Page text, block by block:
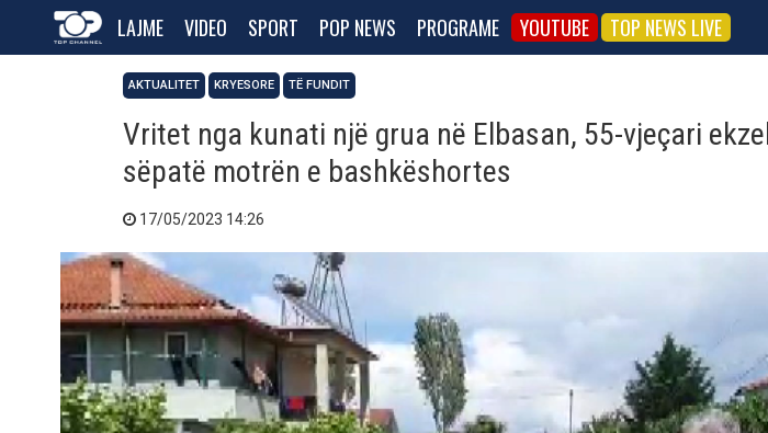
LAJME VIDEO SPORT POP NEWS PROGRAME YOUTUBE TOP NEWS LIVE
AKTUALITET KRYESORE TË FUNDIT
Vritet nga kunati një grua në Elbasan, 55-vjeçari
sëpatë motrën e bashkëshortes
17/05/2023 14:26